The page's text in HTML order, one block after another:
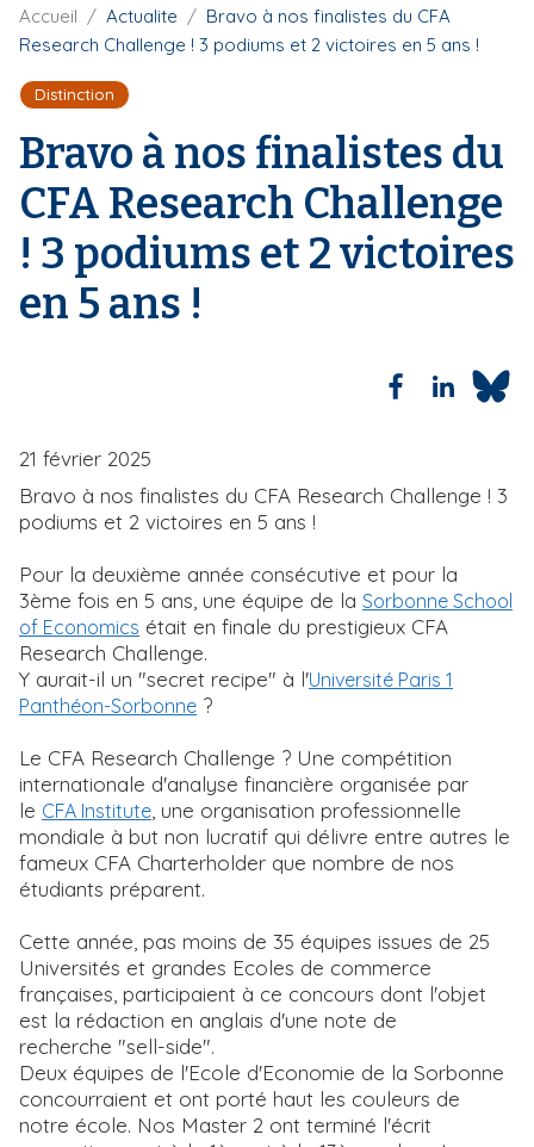
F
i
d
'
i
a
n
e
Accueil Actualite
Bravo à nos finalistes du CFA
Research Challenge ! 3 podiums et 2 victoires en 5 ans !
Distinction
Bravo à nos finalistes du
CFA Research Challenge
! 3 podiums et 2 victoires
en 5 ans !
21 février 2025
Bravo à nos finalistes du CFA Research Challenge ! 3
podiums et 2 victoires en 5 ans !
Pour la deuxième année consécutive et pour la
3ème fois en 5 ans, une équipe de la Sorbonne School
of Economics était en finale du prestigieux CFA
Research Challenge.
Y aurait-il un "secret recipe" à l'Université Paris 1
Panthéon-Sorbonne ?
Le CFA Research Challenge ? Une compétition
internationale d'analyse financière organisée par
le CFA Institute , une organisation professionnelle
mondiale à but non lucratif qui délivre entre autres le
fameux CFA Charterholder que nombre de nos
étudiants préparent.
Cette année, pas moins de 35 équipes issues de 25
Universités et grandes Ecoles de commerce
françaises, participaient à ce concours dont l'objet
est la rédaction en anglais d'une note de
recherche "sell-side".
Deux équipes de l'Ecole d'Economie de la Sorbonne
concourraient et ont porté haut les couleurs de
notre école. Nos Master 2 ont terminé l'écrit